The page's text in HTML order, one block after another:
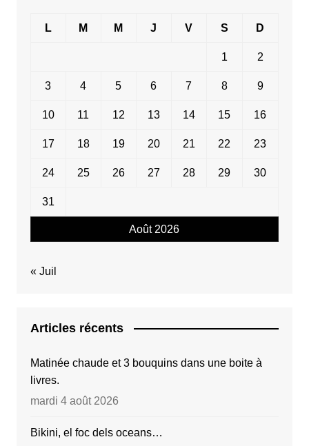
Août 2026
L M M J V S D
1 2
3 4 5 6 7 8 9
10 11 12 13 14 15 16
17 18 19 20 21 22 23
24 25 26 27 28 29 30
31
« Juil
Articles récents
Matinée chaude et 3 bouquins dans une boite à
livres.
mardi 4 août 2026
Bikini, el foc dels oceans…